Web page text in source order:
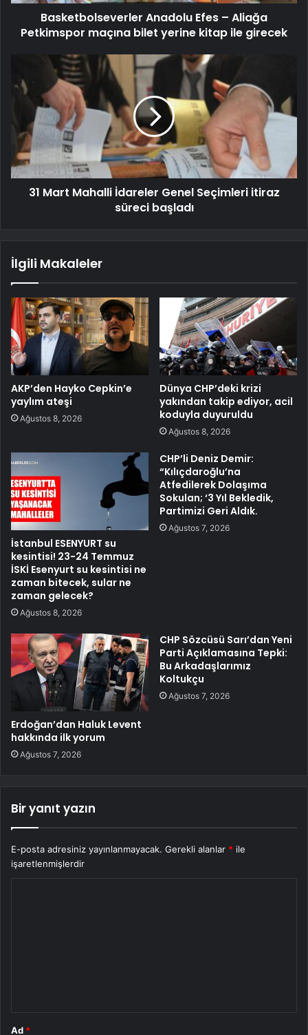
Basketbolseverler Anadolu Efes – Aliağa
Petkimspor maçına bilet yerine kitap ile girecek
31 Mart Mahalli İdareler Genel Seçimleri itiraz
süreci başladı
İlgili Makaleler
AKP’den Hayko Cepkin’e
yaylım ateşi
Ağustos 8, 2026
Dünya CHP’deki krizi
yakından takip ediyor, acil
koduyla duyuruldu
Ağustos 8, 2026
İstanbul ESENYURT su
kesintisi! 23-24 Temmuz
İSKİ Esenyurt su kesintisi ne
zaman bitecek, sular ne
zaman gelecek?
Ağustos 8, 2026
CHP’li Deniz Demir:
“Kılıçdaroğlu’na
Atfedilerek Dolaşıma
Sokulan; ‘3 Yıl Bekledik,
Partimizi Geri Aldık.
Ağustos 7, 2026
Erdoğan’dan Haluk Levent
hakkında ilk yorum
Ağustos 7, 2026
CHP Sözcüsü Sarı’dan Yeni
Parti Açıklamasına Tepki:
Bu Arkadaşlarımız
Koltukçu
Ağustos 7, 2026
Bir yanıt yazın
E-posta adresiniz yayınlanmayacak. Gerekli alanlar * ile
işaretlenmişlerdir
Ad *